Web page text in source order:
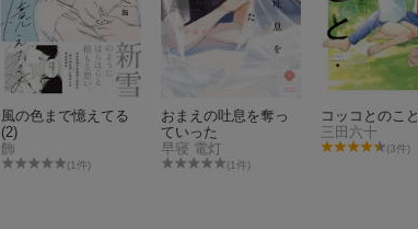
風の色まで憶えてる
(2)
飾
(1件)
おまえの吐息を奪っ
ていった
早寝 電灯
(1件)
コッコとのこと
三田六十
(3件)